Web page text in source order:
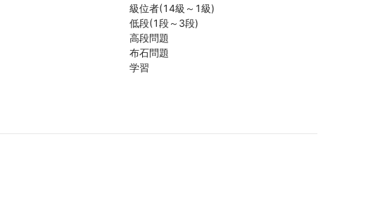
級位者(14級～1級)
低段(1段～3段)
高段問題
布石問題
学習